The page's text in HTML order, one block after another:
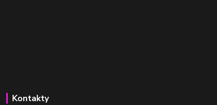
Kontakty